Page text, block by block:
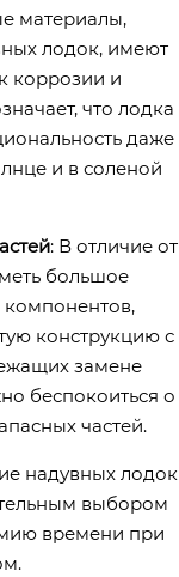
материалы,
лодок, имеют
коррозии и
что лодка
даже
и в соленой
: В отличие от
большое
компонентов,
конструкцию с
замене
беспокоиться о
частей.
надувных лодок
выбором
времени при